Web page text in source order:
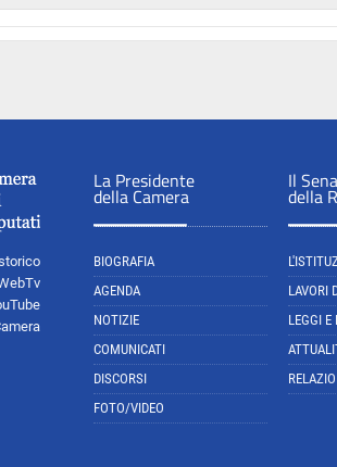
La Presidente
della Camera
BIOGRAFIA
AGENDA
NOTIZIE
COMUNICATI
DISCORSI
FOTO/VIDEO
Il
della
LAVORI
LEGGI E